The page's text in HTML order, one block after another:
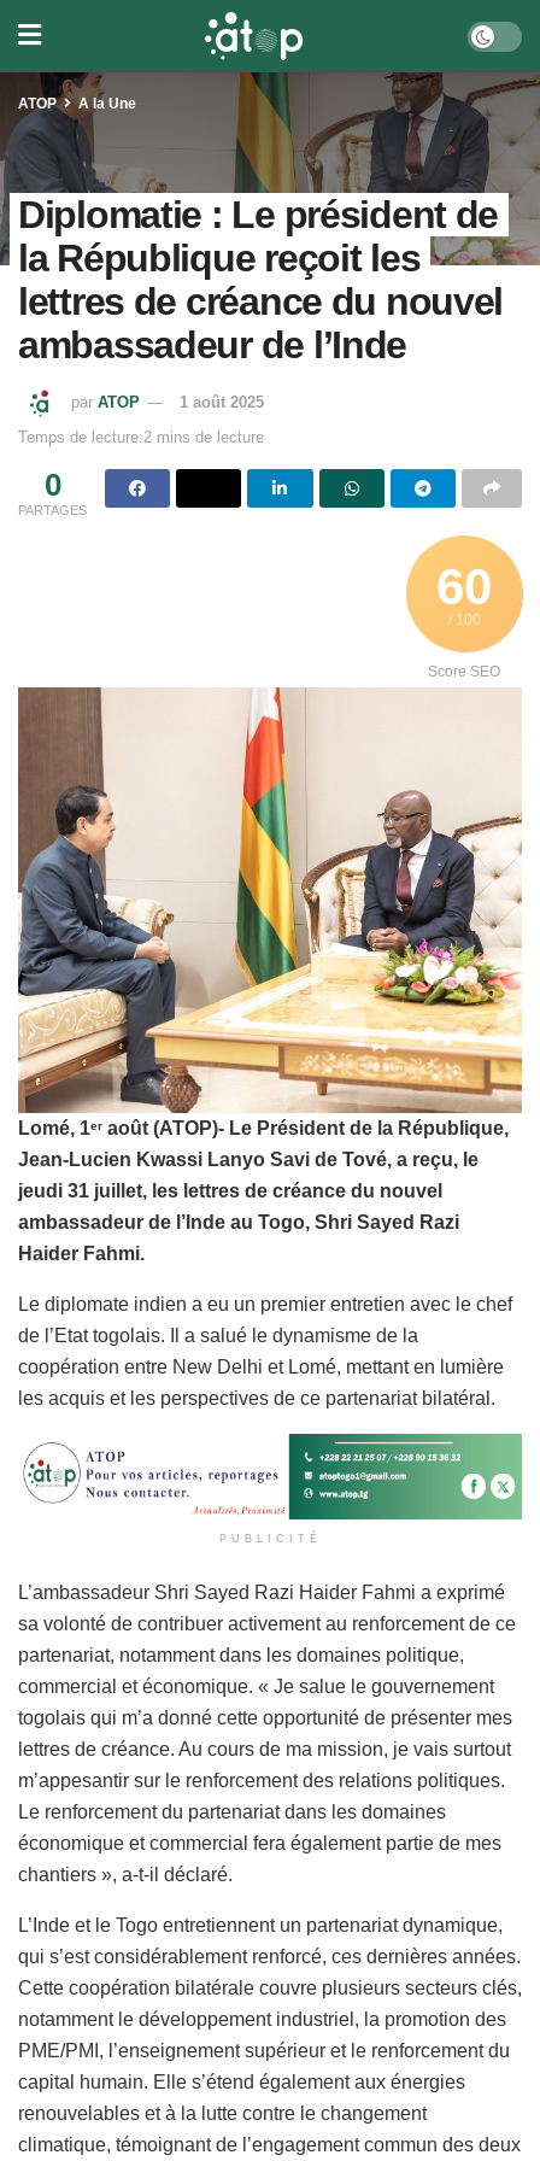
ATOP A la Une
Diplomatie : Le président de
la République reçoit les
lettres de créance du nouvel
ambassadeur de l’Inde
par ATOP
1 août 2025
Temps de lecture:2 mins de lecture
0
PARTAGES
60
/ 100
Score SEO
Lomé, 1er août (ATOP)- Le Président de la République,
Jean-Lucien Kwassi Lanyo Savi de Tové, a reçu, le
jeudi 31 juillet, les lettres de créance du nouvel
ambassadeur de l’Inde au Togo, Shri Sayed Razi
Haider Fahmi.
Le diplomate indien a eu un premier entretien avec le chef
de l’Etat togolais. Il a salué le dynamisme de la
coopération entre New Delhi et Lomé, mettant en lumière
les acquis et les perspectives de ce partenariat bilatéral.
PUBLICITÉ
L’ambassadeur Shri Sayed Razi Haider Fahmi a exprimé
sa volonté de contribuer activement au renforcement de ce
partenariat, notamment dans les domaines politique,
commercial et économique. « Je salue le gouvernement
togolais qui m’a donné cette opportunité de présenter mes
lettres de créance. Au cours de ma mission, je vais surtout
m’appesantir sur le renforcement des relations politiques.
Le renforcement du partenariat dans les domaines
économique et commercial fera également partie de mes
chantiers », a-t-il déclaré.
L’Inde et le Togo entretiennent un partenariat dynamique,
qui s’est considérablement renforcé, ces dernières années.
Cette coopération bilatérale couvre plusieurs secteurs clés,
notamment le développement industriel, la promotion des
PME/PMI, l’enseignement supérieur et le renforcement du
capital humain. Elle s’étend également aux énergies
renouvelables et à la lutte contre le changement
climatique, témoignant de l’engagement commun des deux